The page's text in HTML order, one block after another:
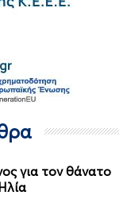
για τον θάνατο